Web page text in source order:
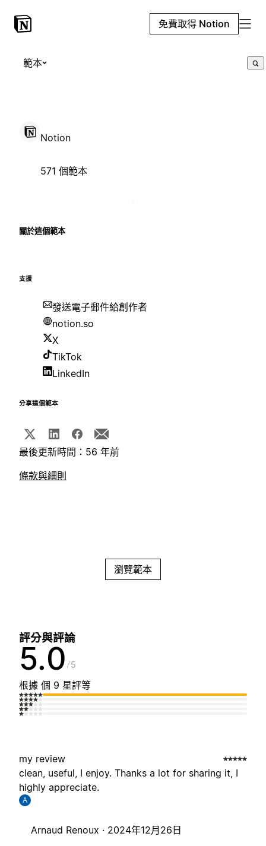
免費取得 Notion
範本
Notion
571 個範本
關於這個範本
支援
發送電子郵件給創作者
notion.so
X
TikTok
LinkedIn
分享這個範本
最後更新時間：56 年前
條款與細則
瀏覽範本
評分與評論
5.0 5
根據 個 9 星評等
my review
clean, useful, I enjoy. Thanks a lot for sharing it, I
highly appreciate.
A
Arnaud Renoux · 2024年12月26日